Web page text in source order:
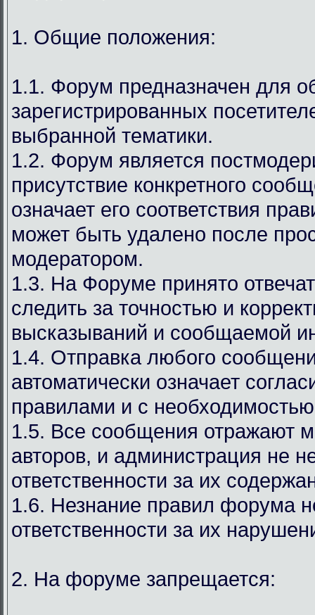
1. Общие положения:
1.1. Форум предназначен для
зарегистрированных
выбранной тематики.
1.2. Форум является
присутствие конкретного
означает его соответствия
может быть удалено после
модератором.
1.3. На Форуме принято
следить за точностью и
высказываний и сообщаемой
1.4. Отправка любого
автоматически означает
правилами и с
1.5. Все сообщения отражают
авторов, и администрация не
ответственности за их
1.6. Незнание правил форума
ответственности за их
2. На форуме запрещается: